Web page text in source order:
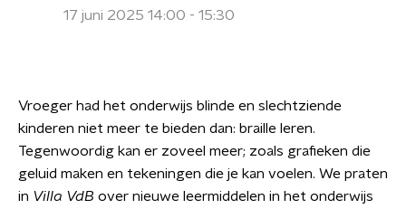
17 juni 2025 14:00 - 15:30
Vroeger had het onderwijs blinde en slechtziende
kinderen niet meer te bieden dan: braille leren.
Tegenwoordig kan er zoveel meer; zoals grafieken die
geluid maken en tekeningen die je kan voelen. We praten
in Villa VdB over nieuwe leermiddelen in het onderwijs